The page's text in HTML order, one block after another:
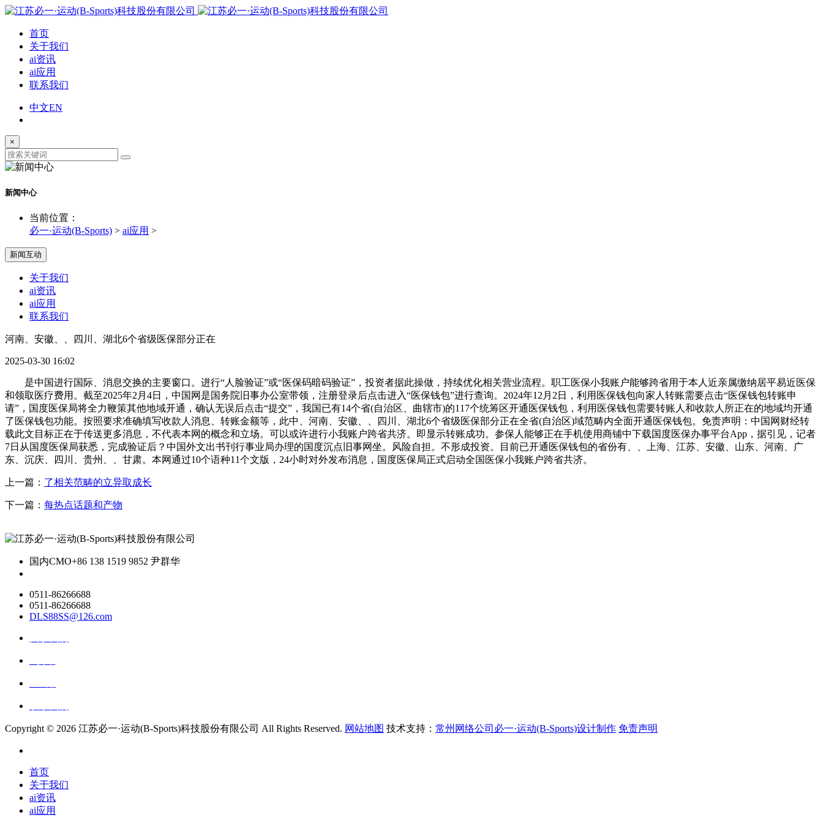
首页
关于我们
ai资讯
ai应用
联系我们
中文EN
×
新闻中心
当前位置：
必一·运动(B-Sports) > ai应用 >
新闻互动
关于我们
ai资讯
ai应用
联系我们
河南、安徽、、四川、湖北6个省级医保部分正在
2025-03-30 16:02
是中国进行国际、消息交换的主要窗口。进行“人脸验证”或“医保码暗码验证”，投资者据此操做，持续优化相关营业流程。职工医保小我账户能够跨省用于本人近亲属缴纳居平易近医保
和领取医疗费用。截至2025年2月4日，中国网是国务院旧事办公室带领，注册登录后点击进入“医保钱包”进行查询。2024年12月2日，利用医保钱包向家人转账需要点击“医保钱包转账申
请”，国度医保局将全力鞭策其他地域开通，确认无误后点击“提交”，我国已有14个省(自治区、曲辖市)的117个统筹区开通医保钱包，利用医保钱包需要转账人和收款人所正在的地域均开通
了医保钱包功能。按照要求准确填写收款人消息、转账金额等，此中、河南、安徽、、四川、湖北6个省级医保部分正在全省(自治区)域范畴内全面开通医保钱包。免责声明：中国网财经转
载此文目标正在于传送更多消息，不代表本网的概念和立场。可以或许进行小我账户跨省共济。即显示转账成功。参保人能够正在手机使用商铺中下载国度医保办事平台App，据引见，记者
7日从国度医保局获悉，完成验证后？中国外文出书刊行事业局办理的国度沉点旧事网坐。风险自担。不形成投资。目前已开通医保钱包的省份有、、上海、江苏、安徽、山东、河南、广
东、沉庆、四川、贵州、、甘肃。本网通过10个语种11个文版，24小时对外发布消息，国度医保局正式启动全国医保小我账户跨省共济。
上一篇： 了相关范畴的立异取成长
下一篇： 每热点话题和产物
国内CMO+86 138 1519 9852 尹群华
0511-86266688
0511-86266688
DLS88SS@126.com
Copyright © 2026 江苏必一·运动(B-Sports)科技股份有限公司 All Rights Reserved. 网站地图 技术支持： 常州网络公司必一·运动(B-Sports)设计制作 免责声明
首页
关于我们
ai资讯
ai应用